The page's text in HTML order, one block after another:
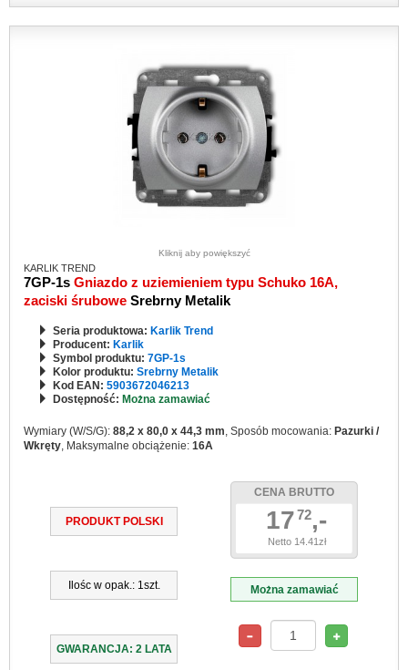
Kliknij aby powiększyć
KARLIK TREND
7GP-1s Gniazdo z uziemieniem typu Schuko 16A,
zaciski śrubowe Srebrny Metalik
Seria produktowa: Karlik Trend
Producent: Karlik
Symbol produktu: 7GP-1s
Kolor produktu: Srebrny Metalik
Kod EAN: 5903672046213
Dostępność: Można zamawiać
Wymiary (W/S/G): 88,2 x 80,0 x 44,3 mm, Sposób mocowania: Pazurki /
Wkręty, Maksymalne obciążenie: 16A
PRODUKT POLSKI
Ilośc w opak.: 1szt.
GWARANCJA: 2 LATA
CENA BRUTTO
1772,-
Netto 14.41zł
Można zamawiać